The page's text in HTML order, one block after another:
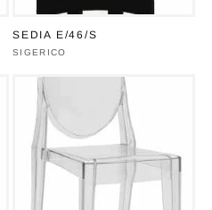
SEDIA E/46/S
Produttore:
SIGERICO